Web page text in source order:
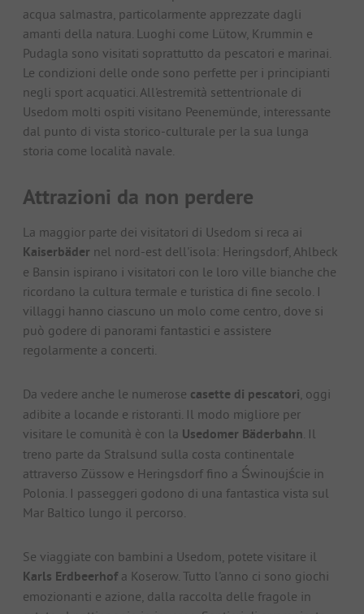
acqua salmastra, particolarmente apprezzate dagli
amanti della natura. Luoghi come Lütow, Krummin e
Pudagla sono visitati soprattutto da pescatori e marinai.
Le condizioni delle onde sono perfette per i principianti
negli sport acquatici. All'estremità settentrionale di
Usedom molti ospiti visitano Peenemünde, interessante
dal punto di vista storico-culturale per la sua lunga
storia come località navale.
Attrazioni da non perdere
La maggior parte dei visitatori di Usedom si reca ai
Kaiserbäder nel nord-est dell'isola: Heringsdorf, Ahlbeck
e Bansin ispirano i visitatori con le loro ville bianche che
ricordano la cultura termale e turistica di fine secolo. I
villaggi hanno ciascuno un molo come centro, dove si
può godere di panorami fantastici e assistere
regolarmente a concerti.
Da vedere anche le numerose casette di pescatori , oggi
adibite a locande e ristoranti. Il modo migliore per
visitare le comunità è con la Usedomer Bäderbahn . Il
treno parte da Stralsund sulla costa continentale
attraverso Züssow e Heringsdorf fino a Świnoujście in
Polonia. I passeggeri godono di una fantastica vista sul
Mar Baltico lungo il percorso.
Se viaggiate con bambini a Usedom, potete visitare il
Karls Erdbeerhofa Koserow. Tutto l'anno ci sono giochi
emozionanti e azione, dalla raccolta delle fragole in